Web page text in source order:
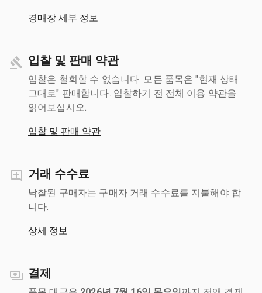
경매장 세부 정보
입찰 및 판매 약관
입찰은 철회할 수 없습니다. 모든 품목은 "현재 상태
그대로" 판매합니다. 입찰하기 전 전체 이용 약관을
읽어보십시오.
입찰 및 판매 약관
거래 수수료
낙찰된 구매자는 구매자 거래 수수료를 지불해야 합
니다.
상세 정보
결제